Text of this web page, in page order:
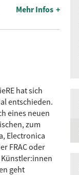
Mehr Infos
hat sich
entschieden.
eines neuen
zum
Electronica
FRAC oder
geht